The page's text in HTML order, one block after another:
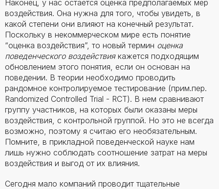
Наконец, у нас остается оценка предполагаемых мер
воздействия. Она нужна для того, чтобы увидеть, в
какой степени они влияют на конечный результат.
Поскольку в некоммерческом мире есть понятие
“оценка воздействия”, то новый термин оценка
поведенческого воздействиякажется подходящим
обновлением этого понятия, если он основан на
поведении. В теории необходимо проводить
рандомное контролируемое тестирование (прим.пер.
Randomized Controlled Trial - RCT). В нем сравнивают
группу участников, на которых были оказаны меры
воздействия, с контрольной группой. Но это не всегда
возможно, поэтому я считаю его необязательным.
Помните, в прикладной поведенческой науке нам
лишь нужно соблюдать соотношение затрат на меры
воздействия и выгод от их влияния.
Сегодня мало компаний проводит тщательные